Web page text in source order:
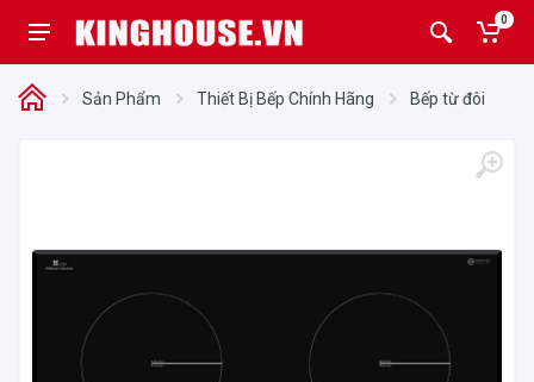
0
Sản Phẩm Thiết Bị Bếp Chính Hãng Bếp từ đôi